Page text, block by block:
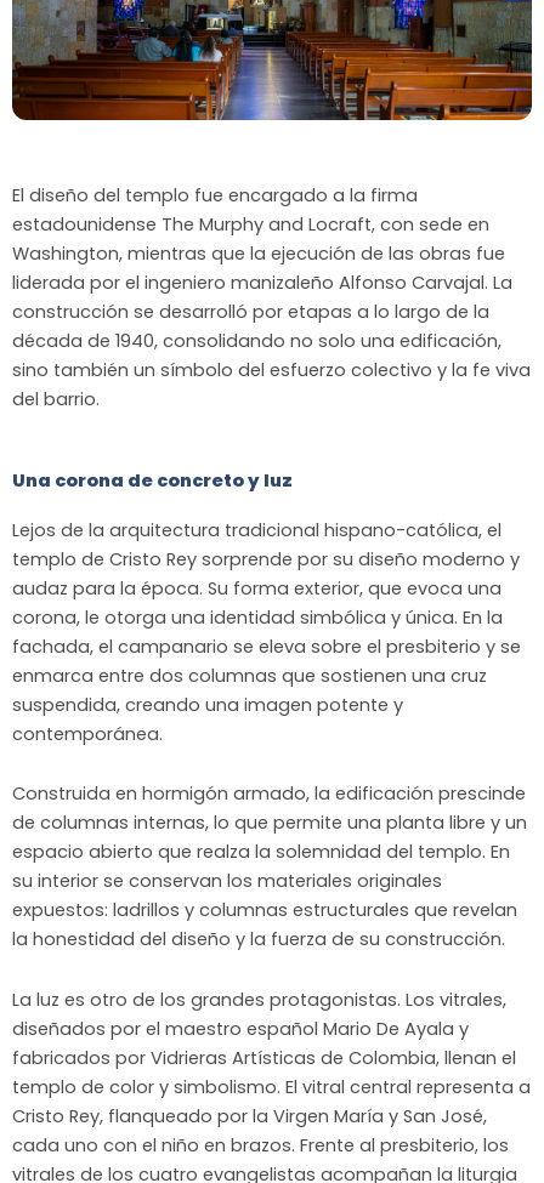
El diseño del templo fue encargado a la firma
estadounidense The Murphy and Locraft, con sede en
Washington, mientras que la ejecución de las obras fue
liderada por el ingeniero manizaleño Alfonso Carvajal. La
construcción se desarrolló por etapas a lo largo de la
década de 1940, consolidando no solo una edificación,
sino también un símbolo del esfuerzo colectivo y la fe viva
del barrio.
Una corona de concreto y luz
Lejos de la arquitectura tradicional hispano-católica, el
templo de Cristo Rey sorprende por su diseño moderno y
audaz para la época. Su forma exterior, que evoca una
corona, le otorga una identidad simbólica y única. En la
fachada, el campanario se eleva sobre el presbiterio y se
enmarca entre dos columnas que sostienen una cruz
suspendida, creando una imagen potente y
contemporánea.
Construida en hormigón armado, la edificación prescinde
de columnas internas, lo que permite una planta libre y un
espacio abierto que realza la solemnidad del templo. En
su interior se conservan los materiales originales
expuestos: ladrillos y columnas estructurales que revelan
la honestidad del diseño y la fuerza de su construcción.
La luz es otro de los grandes protagonistas. Los vitrales,
diseñados por el maestro español Mario De Ayala y
fabricados por Vidrieras Artísticas de Colombia, llenan el
templo de color y simbolismo. El vitral central representa a
Cristo Rey, flanqueado por la Virgen María y San José,
cada uno con el niño en brazos. Frente al presbiterio, los
vitrales de los cuatro evangelistas acompañan la liturgia